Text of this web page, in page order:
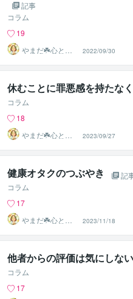
記事
コラム
19
やまだ☘️心と頭
がスッキリ整う
サロン
2022/09/30
休むことに罪悪感を持たな
コラム
18
やまだ☘️心と頭
がスッキリ整う
サロン
2023/09/27
健康オタクのつぶやき
記
コラム
17
やまだ☘️心と頭
がスッキリ整う
サロン
2023/11/18
他者からの評価は気にしない
コラム
17